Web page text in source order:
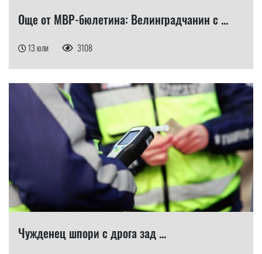
Още от МВР-бюлетина: Велинградчанин с ...
13 юли 3108
Чужденец шпори с дрога зад ...